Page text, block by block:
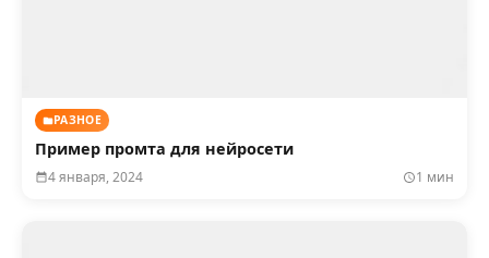
РАЗНОЕ
Пример промта для нейросети
4 января, 2024 1 мин